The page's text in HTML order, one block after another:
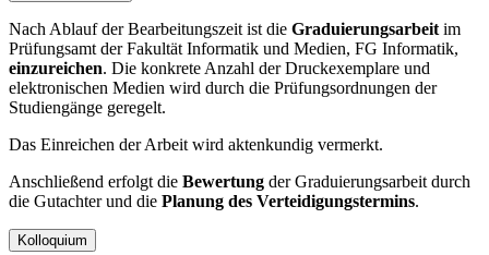
Nach Ablauf der Bearbeitungszeit ist die Graduierungsarbeit im
Prüfungsamt der Fakultät Informatik und Medien, FG Informatik,
einzureichen. Die konkrete Anzahl der Druckexemplare und
elektronischen Medien wird durch die Prüfungsordnungen der
Studiengänge geregelt.
Das Einreichen der Arbeit wird aktenkundig vermerkt.
Anschließend erfolgt die Bewertung der Graduierungsarbeit durch
die Gutachter und die Planung des Verteidigungstermins.
Kolloquium